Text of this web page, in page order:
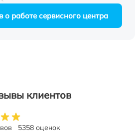
о работе сервисного центра
клиентов
5358 оценок